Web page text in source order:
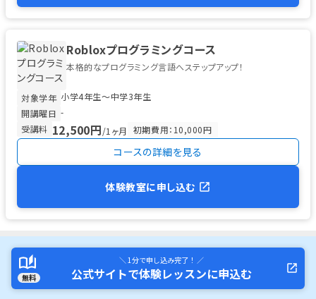
Robloxプログラミングコース
本格的なプログラミング言語へステップアップ！
対象学年 小学4年生〜中学3年生
開講曜日 -
受講料 12,500円/1ヶ月 初期費用：10,000円
コースの詳細を見る
体験教室に申し込む
無料
＼ 1分で申し込み完了！ ／
公式サイトで体験レッスンに申込む